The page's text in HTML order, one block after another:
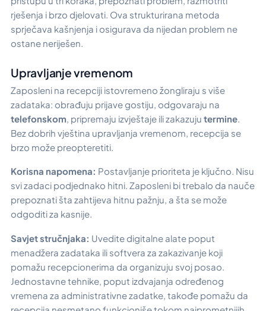
rješenja i brzo djelovati. Ova strukturirana metoda
sprječava kašnjenja i osigurava da nijedan problem ne
ostane neriješen.
Upravljanje vremenom
Zaposleni na recepciji istovremeno žongliraju s više
zadataka: obrađuju prijave gostiju, odgovaraju na
telefonskom, pripremaju izvještaje ili zakazuju termine.
Bez dobrih vještina upravljanja vremenom, recepcija se
brzo može preopteretiti.
Korisna napomena: Postavljanje prioriteta je ključno. Nisu
svi zadaci podjednako hitni. Zaposleni bi trebalo da nauče
prepoznati šta zahtijeva hitnu pažnju, a šta se može
odgoditi za kasnije.
Savjet stručnjaka: Uvedite digitalne alate poput
menadžera zadataka ili softvera za zakazivanje koji
pomažu recepcionerima da organizuju svoj posao.
Jednostavne tehnike, poput izdvajanja određenog
vremena za administrativne zadatke, takođe pomažu da